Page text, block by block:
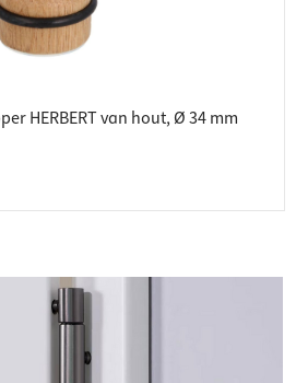
HERBERT van hout, Ø 34 mm